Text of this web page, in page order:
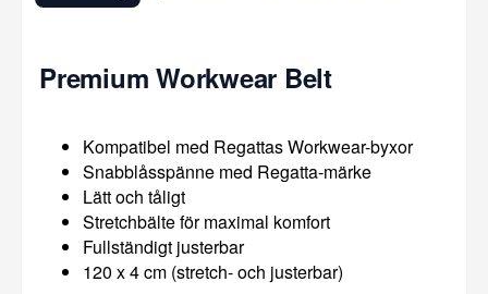
Premium Workwear Belt
Kompatibel med Regattas Workwear-byxor
Snabblåsspänne med Regatta-märke
Lätt och tåligt
Stretchbälte för maximal komfort
Fullständigt justerbar
120 x 4 cm (stretch- och justerbar)